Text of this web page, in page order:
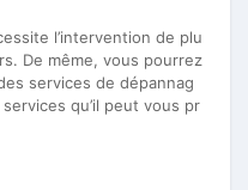
l’intervention de plu
De même, vous pourrez
services de dépannag
qu’il peut vous pr